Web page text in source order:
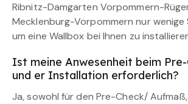
Ribnitz-Damgarten Vorpommern-
Mecklenburg-Vorpommern nur wenige
um eine Wallbox bei Ihnen zu
Ist meine Anwesenheit beim
und er Installation erforderlich?
Ja, sowohl für den Pre-Check/